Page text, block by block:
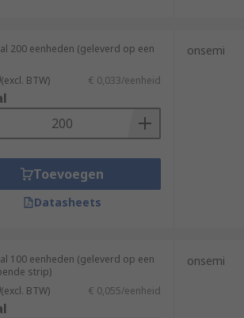
200 eenheden (geleverd op een
(excl. BTW) € 0,033/eenheid
Toevoegen
Datasheets
onsemi
100 eenheden (geleverd op een
strip)
(excl. BTW) € 0,055/eenheid
onsemi